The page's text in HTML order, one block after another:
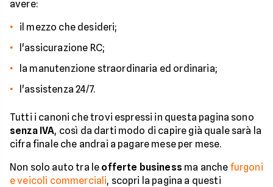
avere:
il mezzo che desideri;
l'assicurazione RC;
la manutenzione straordinaria ed ordinaria;
l'assistenza 24/7.
Tutti i canoni che trovi espressi in questa pagina sono
senza IVA, così da darti modo di capire già quale sarà la
cifra finale che andrai a pagare mese per mese.
Non solo auto tra le offerte business ma anche furgoni
e veicoli commerciali, scopri la pagina a questi